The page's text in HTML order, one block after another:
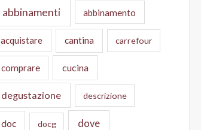
abbinamenti abbinamento
acquistare cantina carrefour
comprare cucina
degustazione descrizione
doc docg dove